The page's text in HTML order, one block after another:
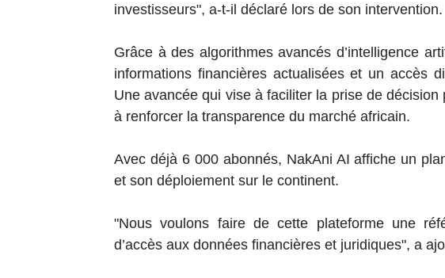
investisseurs", a-t-il déclaré lors de son intervention.
Grâce à des algorithmes avancés d’intelligence
informations financières actualisées et un accès
Une avancée qui vise à faciliter la prise de
à renforcer la transparence du marché africain.
Avec déjà 6 000 abonnés, NakAni AI affiche un
et son déploiement sur le continent.
"Nous voulons faire de cette plateforme une
d’accès aux données financières et juridiques", a